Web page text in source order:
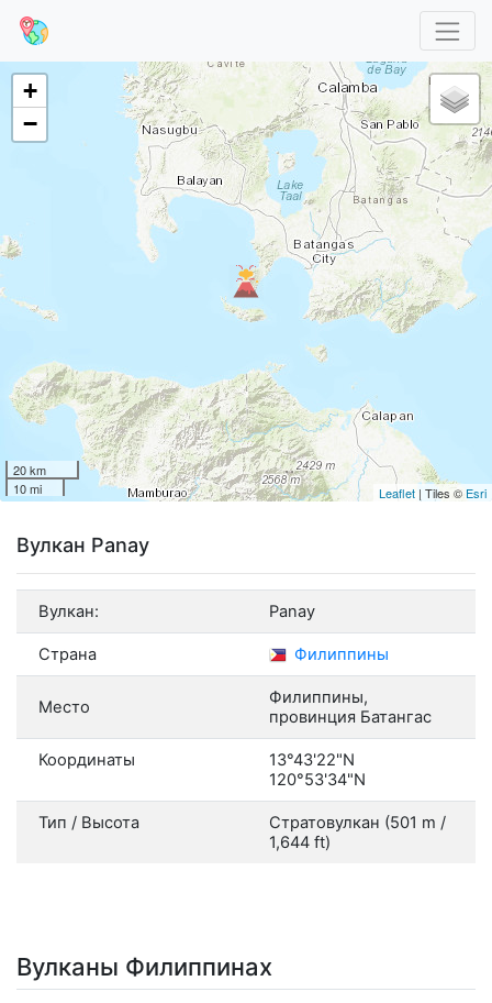
+
−
20 km
10 mi
Leaflet | Tiles © Esri
Вулкан Panay
Вулкан: Panay
Страна Филиппины
Место
Филиппины,
провинция Батангас
Координаты
13°43'22"N
120°53'34"N
Тип / Высота
Стратовулкан (501 m /
1,644 ft)
Вулканы Филиппинах